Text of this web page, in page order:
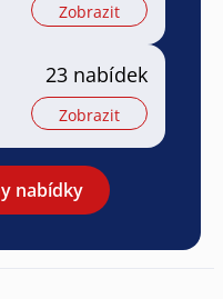
Zobrazit
23 nabídek
Zobrazit
nabídky